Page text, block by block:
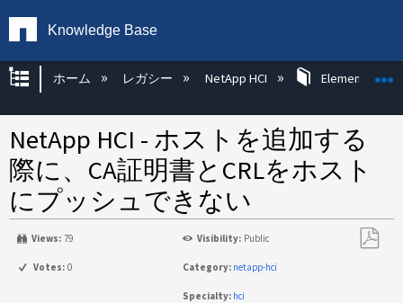
Knowledge Base
グローバル階層を展開/折りたたむ
ホーム レガシー NetApp HCI Element
NetApp HCI - ホストを追加する
際に、CA証明書とCRLをホスト
にプッシュできない
Views: 79 Visibility: Public
Votes: 0 Category: netapp-hci
Specialty: hci